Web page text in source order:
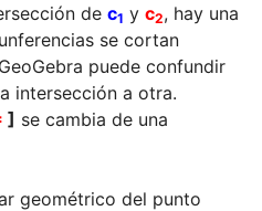
de c1 y c2, hay una
se cortan
puede confundir
intersección a otra.
] se cambia de una
geométrico del punto